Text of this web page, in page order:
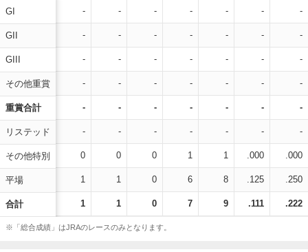
GI
GII
GIII
その他重賞
重賞合計
リステッド
その他特別
平場
合計
- - - - - - -
- - - - - - -
- - - - - - -
- - - - - - -
- - - - - - -
- - - - - - -
0 0 0 1 1 .000 .000
1 1 0 6 8 .125 .250
1 1 0 7 9 .111 .222
※「総合成績」はJRAのレースのみとなります。